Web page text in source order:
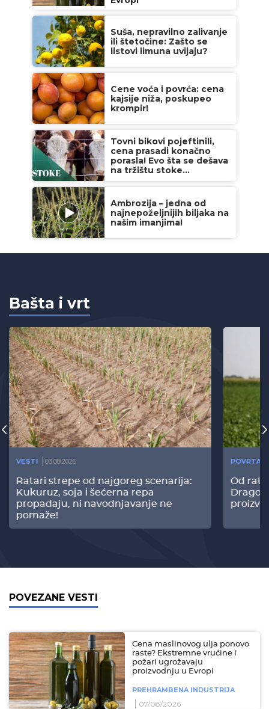
Suša, nepravilno zalivanje
ili štetočine: Zašto se
listovi limuna uvijaju?
Cene voća i povrća: cena
kajsije niža, poskupeo
krompir!
Tovni bikovi pojeftinili,
cena prasadi konačno
porasla! Evo šta se dešava
na tržištu stoke...
Ambrozija – jedna od
najnepoželjnijih biljaka na
našim imanjima!
Bašta i vrt
VESTI 03.08.2026
Ratari strepe od najgoreg scenarija:
Kukuruz, soja i šećerna repa
propadaju, ni navodnjavanje ne
pomaže!
Od
POVEZANE VESTI
Cena maslinovog ulja ponovo
raste? Ekstremne vrućine i
požari ugrožavaju
proizvodnju u Evropi
PREHRAMBENA INDUSTRIJA
07/08/2026